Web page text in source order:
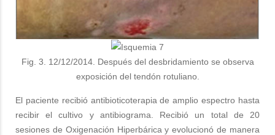
Fig. 3. 12/12/2014. Después del desbridamiento se observa
exposición del tendón rotuliano.
El paciente recibió antibioticoterapia de amplio espectro hasta
recibir el cultivo y antibiograma. Recibió un total de 20
sesiones de Oxigenación Hiperbárica y evolucionó de manera